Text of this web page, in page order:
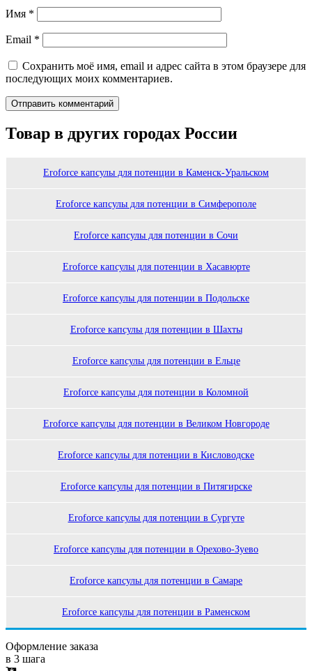
Имя *
Email *
Сохранить моё имя, email и адрес сайта в этом браузере для
последующих моих комментариев.
Товар в других городах России
Eroforce капсулы для потенции в Каменск-Уральском
Eroforce капсулы для потенции в Симферополе
Eroforce капсулы для потенции в Сочи
Eroforce капсулы для потенции в Хасавюрте
Eroforce капсулы для потенции в Подольске
Eroforce капсулы для потенции в Шахты
Eroforce капсулы для потенции в Ельце
Eroforce капсулы для потенции в Коломной
Eroforce капсулы для потенции в Великом Новгороде
Eroforce капсулы для потенции в Кисловодске
Eroforce капсулы для потенции в Питягирске
Eroforce капсулы для потенции в Сургуте
Eroforce капсулы для потенции в Орехово-Зуево
Eroforce капсулы для потенции в Самаре
Eroforce капсулы для потенции в Раменском
Оформление заказа
в 3 шага